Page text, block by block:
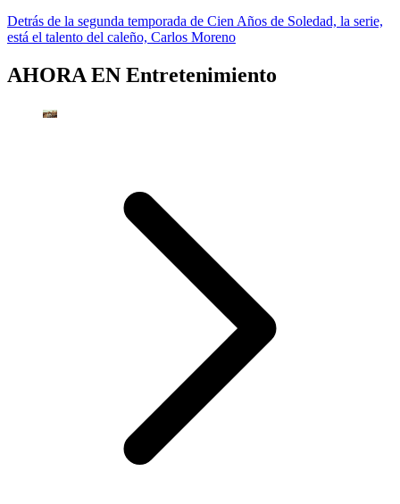
Detrás de la segunda temporada de Cien Años de Soledad, la serie,
está el talento del caleño, Carlos Moreno
AHORA EN Entretenimiento